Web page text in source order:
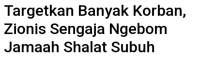
Targetkan Banyak Korban,
Zionis Sengaja Ngebom
Jamaah Shalat Subuh